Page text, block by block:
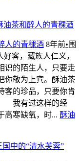
人的青稞酒 8年前• 围
客，藏族人仁义，
识的陌生人，只要走
你敬为上宾。酥油茶
客的珍品，只要你肯
我有过这样的经
寒缺氧，时... 酥油